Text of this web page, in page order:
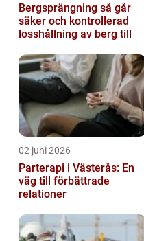
Bergsprängning så går
säker och kontrollerad
losshållning av berg till
02 juni 2026
Parterapi i Västerås: En
väg till förbättrade
relationer